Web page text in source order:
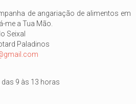
de angariação de alimentos em
me a Tua Mão.
Seixal
Paladinos
das 9 às 13 horas